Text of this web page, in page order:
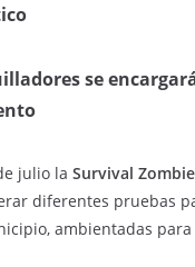
se
julio la Survival Zombie
diferentes pruebas
ambientadas